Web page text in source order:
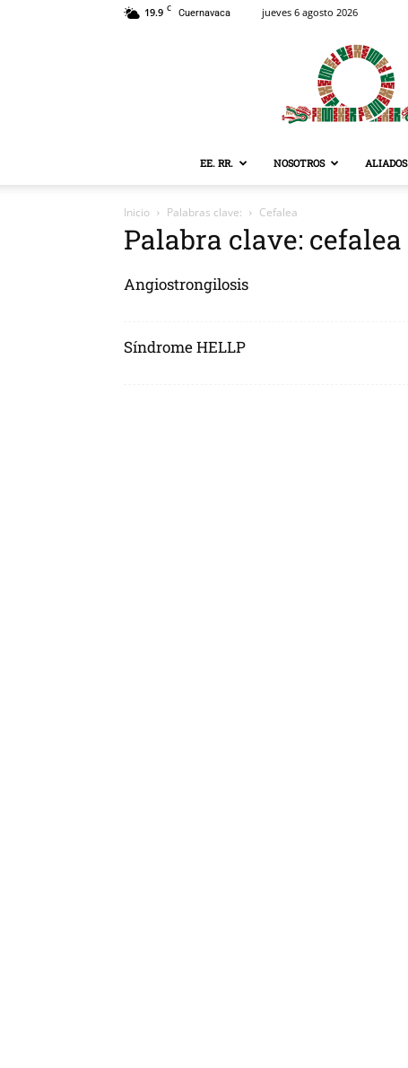
19.9 C Cuernavaca jueves 6 agosto 2026
EE. RR. NOSOTROS ALIADOS
Inicio Palabras clave: Cefalea
Palabra clave: cefalea
Angiostrongilosis
Síndrome HELLP